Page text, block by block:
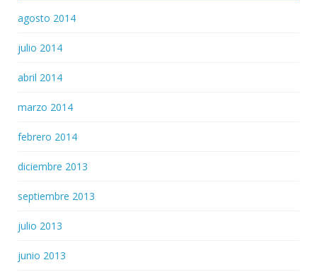
agosto 2014
julio 2014
abril 2014
marzo 2014
febrero 2014
diciembre 2013
septiembre 2013
julio 2013
junio 2013